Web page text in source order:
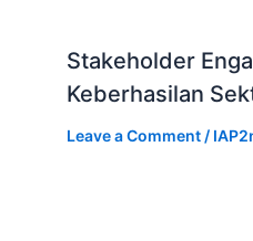
Stakeholder
Keberhasilan
Leave a Comment /